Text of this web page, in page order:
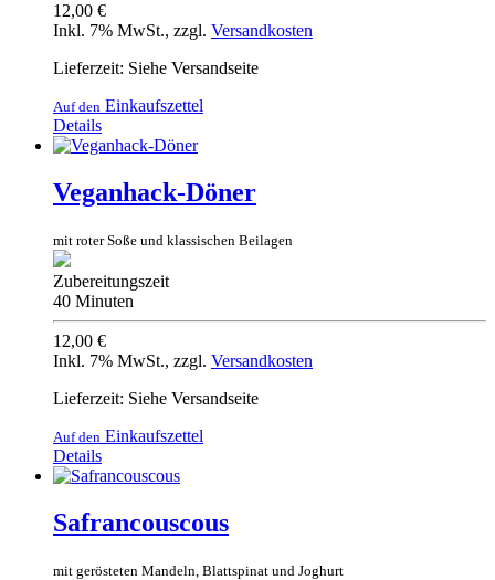
12,00 €
Inkl. 7% MwSt., zzgl. Versandkosten
Lieferzeit: Siehe Versandseite
Auf den Einkaufszettel
Details
Veganhack-Döner
mit roter Soße und klassischen Beilagen
Zubereitungszeit
40 Minuten
12,00 €
Inkl. 7% MwSt., zzgl. Versandkosten
Lieferzeit: Siehe Versandseite
Auf den Einkaufszettel
Details
Safrancouscous
mit gerösteten Mandeln, Blattspinat und Joghurt